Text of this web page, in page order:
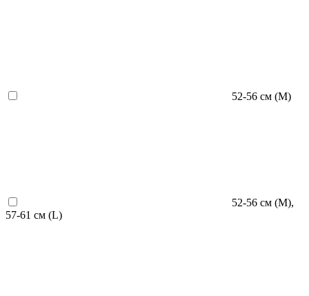
52-56 см (М)
52-56 см (М),
57-61 см (L)